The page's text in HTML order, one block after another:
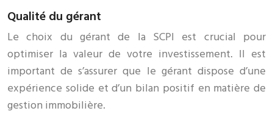
Qualité du gérant
Le choix du gérant de la SCPI est crucial pour
optimiser la valeur de votre investissement. Il est
important de s’assurer que le gérant dispose d’une
expérience solide et d’un bilan positif en matière de
gestion immobilière.